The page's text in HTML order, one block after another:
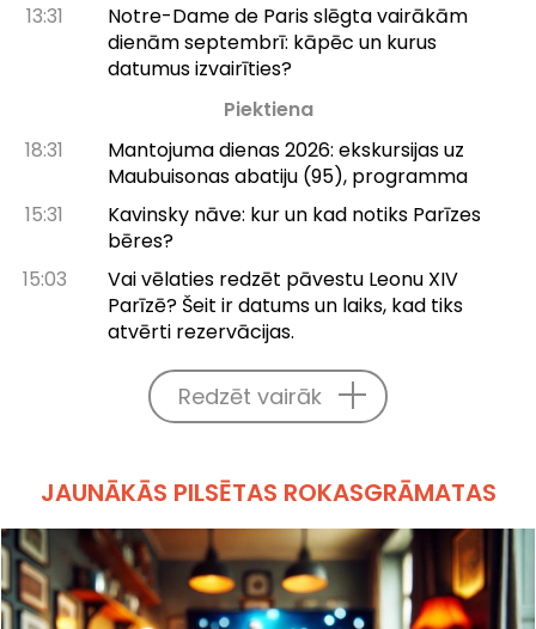
13:31
Notre-Dame de Paris slēgta vairākām
dienām septembrī: kāpēc un kurus
datumus izvairīties?
Piektiena
18:31
Mantojuma dienas 2026: ekskursijas uz
Maubuisonas abatiju (95), programma
15:31
Kavinsky nāve: kur un kad notiks Parīzes
bēres?
15:03
Vai vēlaties redzēt pāvestu Leonu XIV
Parīzē? Šeit ir datums un laiks, kad tiks
atvērti rezervācijas.
Redzēt vairāk
JAUNĀKĀS PILSĒTAS ROKASGRĀMATAS